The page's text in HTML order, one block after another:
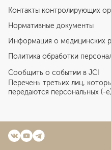
Контакты контролирующих
Нормативные документы
Информация о медицинских
Политика обработки
Сообщить о событии в JCI
Перечень третьих лиц,
передаются персональных (-